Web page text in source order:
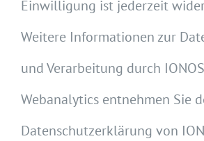
Einwilligung ist jederzeit
Weitere Informationen zur
und Verarbeitung durch
Webanalytics entnehmen Sie
Datenschutzerklärung von